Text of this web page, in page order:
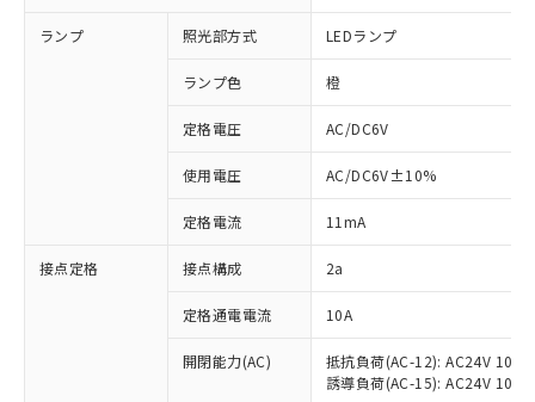
ランプ 照光部方式 LEDランプ
ランプ色 橙
定格電圧 AC/DC6V
使用電圧 AC/DC6V±10%
定格電流 11mA
接点定格 接点構成 2a
定格通電電流 10A
開閉能力(AC)
抵抗負荷(AC-12): AC24V 10A/
誘導負荷(AC-15): AC24V
ご利用条件
以下の条件をお読みいただき、同意のうえ
ご利用ください。
本サービスは、当社制御機器事業取扱
商品の当社在庫状況および標準価格
(税抜)を提供させていただくもので
当社制御機器事業取扱商品の中には、
対応済み：EU RoHS指令（10物質）の
非含有に対応した製品が提供可能な商品で
対応予定：EU RoHS指令（10物質）の非含
有に対応した製品に切り替える予定のある
対応予定なし：EU RoHS指令（10物質）の
非含有に非対応の商品で、対応品を出す予
調査・確認中：EU RoHS指令（10物質）の
非含有の対応状況を調査中または確認中の
非該当品：ライセンス料など無形物で、有
害物質有無と関係のない商品です。
仕入先様の事情により、非含有部品として
「○」：最大均質材料含有率が中国RoHSの
基準値以下であることを示します。
「×」：最大均質材料含有率が中国RoHSの